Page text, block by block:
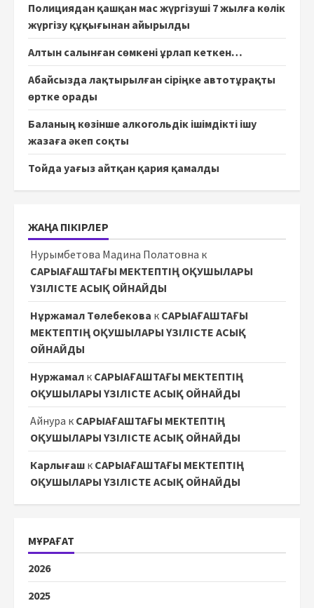
Полициядан қашқан мас жүргізуші 7 жылға көлік
жүргізу құқығынан айырылды
Алтын салынған сөмкені ұрлап кеткен…
Абайсызда лақтырылған сіріңке автотұрақты
өртке орады
Баланың көзінше алкогольдік ішімдікті ішу
жазаға әкеп соқты
Тойда уағыз айтқан қария қамалды
ЖАҢА ПІКІРЛЕР
Нурымбетова Мадина Полатовна к
САРЫАҒАШТАҒЫ МЕКТЕПТІҢ ОҚУШЫЛАРЫ
ҮЗІЛІСТЕ АСЫҚ ОЙНАЙДЫ
Нұржамал Төлебекова к САРЫАҒАШТАҒЫ
МЕКТЕПТІҢ ОҚУШЫЛАРЫ ҮЗІЛІСТЕ АСЫҚ
ОЙНАЙДЫ
Нуржамал к САРЫАҒАШТАҒЫ МЕКТЕПТІҢ
ОҚУШЫЛАРЫ ҮЗІЛІСТЕ АСЫҚ ОЙНАЙДЫ
Айнура к САРЫАҒАШТАҒЫ МЕКТЕПТІҢ
ОҚУШЫЛАРЫ ҮЗІЛІСТЕ АСЫҚ ОЙНАЙДЫ
Карлығаш к САРЫАҒАШТАҒЫ МЕКТЕПТІҢ
ОҚУШЫЛАРЫ ҮЗІЛІСТЕ АСЫҚ ОЙНАЙДЫ
МҰРАҒАТ
2026
2025